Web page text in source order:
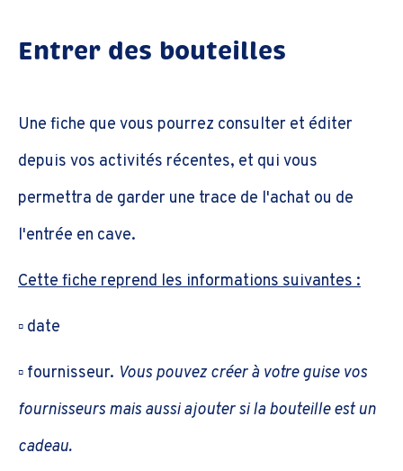
Entrer des bouteilles
Une fiche que vous pourrez consulter et éditer
depuis vos activités récentes, et qui vous
permettra de garder une trace de l'achat ou de
l'entrée en cave.
Cette fiche reprend les informations suivantes :
▫️ date
▫️ fournisseur. Vous pouvez créer à votre guise vos
fournisseurs mais aussi ajouter si la bouteille est un
cadeau.